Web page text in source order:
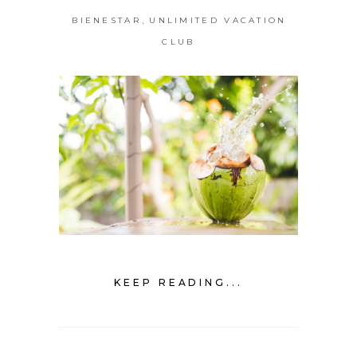
BIENESTAR UNLIMITED VACATION
CLUB
KEEP READING...